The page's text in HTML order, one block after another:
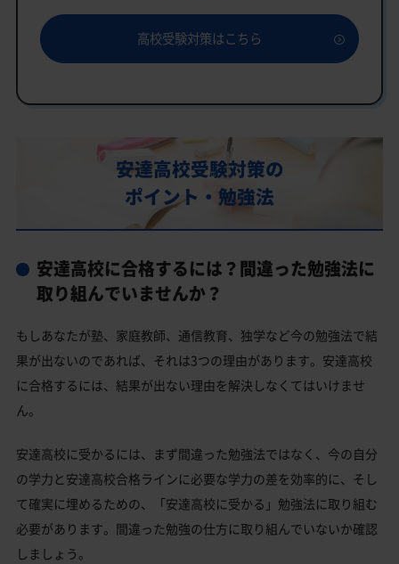
安達高校の特徴
教育理念
安達高校の偏差値
安達高校合格に必要な内申点の目安
内申点の計算方法
安達高校の所在地・アクセス
私立大学
安達高校と偏差値が近い私立・国立高校一覧
二本松市の他の公立高校
安達高校受験生からのよくある質問
高校受験対策はこちら
安達高校受験対策の
ポイント・勉強法
安達高校に合格するには？間違った勉強法に
取り組んでいませんか？
もしあなたが塾、家庭教師、通信教育、独学など今の勉強法で結
果が出ないのであれば、それは3つの理由があります。安達高校
に合格するには、結果が出ない理由を解決しなくてはいけませ
ん。
安達高校に受かるには、まず間違った勉強法ではなく、今の自分
の学力と安達高校合格ラインに必要な学力の差を効率的に、そし
て確実に埋めるための、「安達高校に受かる」勉強法に取り組む
必要があります。間違った勉強の仕方に取り組んでいないか確認
しましょう。